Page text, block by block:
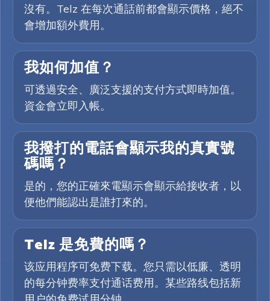
沒有。Telz 在每次通話前都會顯示價格，絕不
會增加額外費用。
我如何加值？
可透過安全、廣泛支援的支付方式即時加值。
資金會立即入帳。
我撥打的電話會顯示我的真實號
碼嗎？
是的，您的正確來電顯示會顯示給接收者，以
便他們能認出是誰打來的。
Telz 是免費的嗎？
该应用程序可免费下载。您只需以低廉、透明
的每分钟费率支付通话费用。某些路线包括新